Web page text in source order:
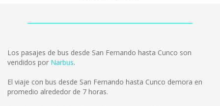
Los pasajes de bus desde San Fernando hasta Cunco son
vendidos por Narbus.
El viaje con bus desde San Fernando hasta Cunco demora en
promedio alrededor de 7 horas.